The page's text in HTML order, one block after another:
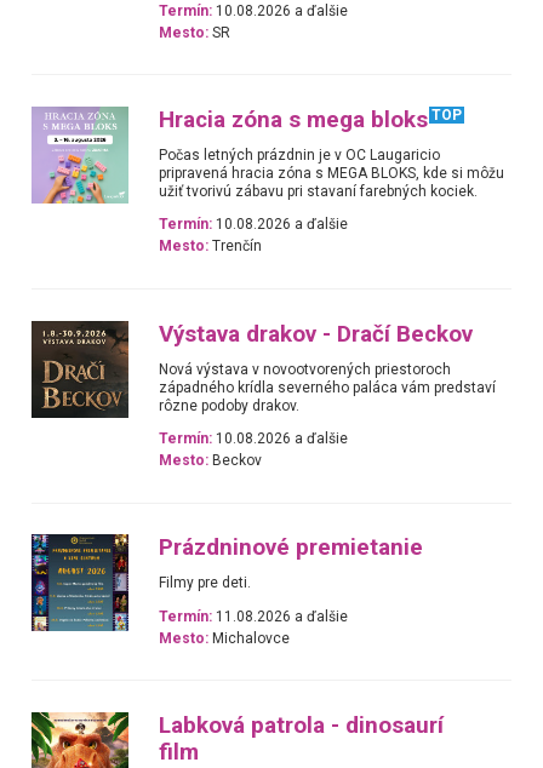
Termín: 10.08.2026 a ďalšie
Mesto: SR
Hracia zóna s mega bloks TOP
Počas letných prázdnin je v OC Laugaricio
pripravená hracia zóna s MEGA BLOKS, kde si môžu
užiť tvorivú zábavu pri stavaní farebných kociek.
Termín: 10.08.2026 a ďalšie
Mesto: Trenčín
Výstava drakov - Dračí Beckov
Nová výstava v novootvorených priestoroch
západného krídla severného paláca vám predstaví
rôzne podoby drakov.
Termín: 10.08.2026 a ďalšie
Mesto: Beckov
Prázdninové premietanie
Filmy pre deti.
Termín: 11.08.2026 a ďalšie
Mesto: Michalovce
Labková patrola - dinosaurí
film